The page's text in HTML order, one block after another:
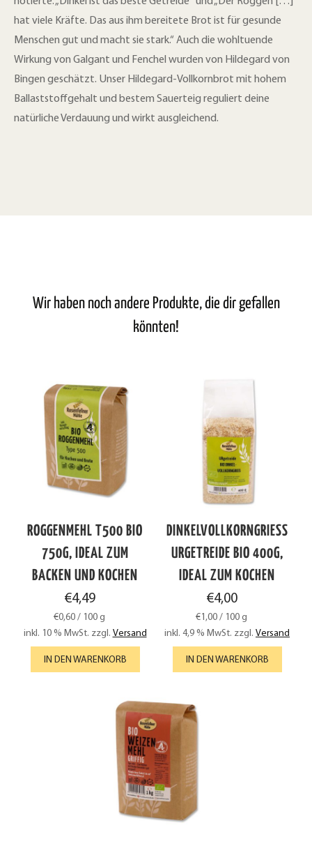
hat viele Kräfte. Das aus ihm bereitete Brot ist für gesunde
Menschen gut und macht sie stark.“ Auch die wohltuende
Wirkung von Galgant und Fenchel wurden von Hildegard von
Bingen geschätzt. Unser Hildegard-Vollkornbrot mit hohem
Ballaststoffgehalt und bestem Sauerteig reguliert deine
natürliche Verdauung und wirkt ausgleichend.
Wir haben noch andere Produkte, die dir gefallen
könnten!
ROGGENMEHL T500 BIO
750G, IDEAL ZUM
BACKEN UND KOCHEN
€4,49
€0,60 / 100 g
inkl. 10 % MwSt. zzgl. Versand
IN DEN WARENKORB
DINKELVOLLKORNGRIESS U
RGETREIDE BIO 400G, I
DEAL ZUM KOCHEN
€4,00
€1,00 / 100 g
inkl. 4,9 % MwSt. zzgl. Versand
IN DEN WARENKORB